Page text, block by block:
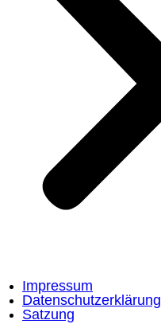
Impressum
Datenschutzerklärung
Satzung